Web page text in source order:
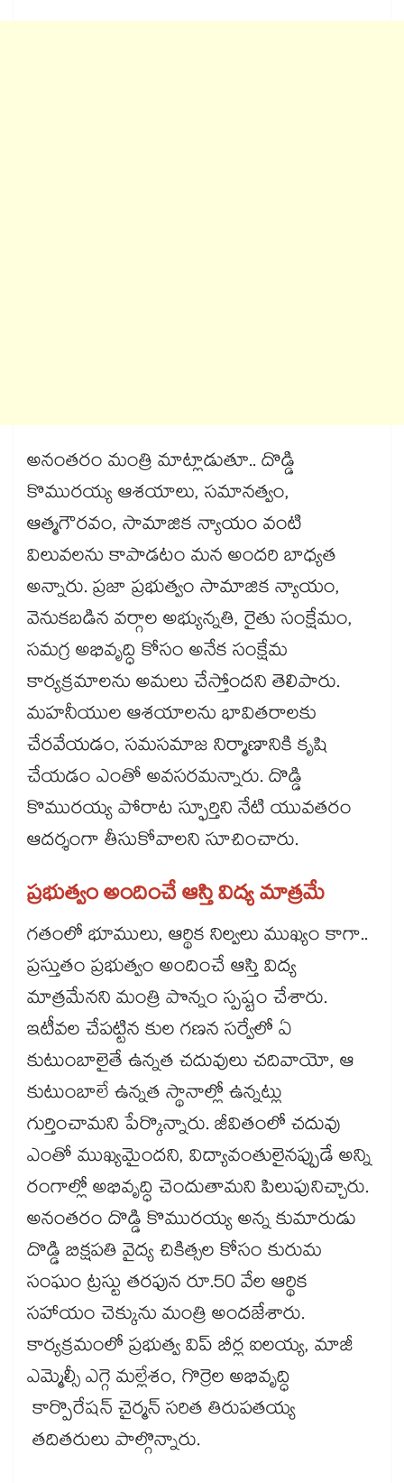
అనంతరం మంత్రి మాట్లాడుతూ.. దొడ్డి
కొమురయ్య ఆశయాలు, సమానత్వం,
ఆత్మగౌరవం, సామాజిక న్యాయం వంటి
విలువలను కాపాడటం మన అందరి బాధ్యత
అన్నారు. ప్రజా ప్రభుత్వం సామాజిక న్యాయం,
వెనుకబడిన వర్గాల అభ్యున్నతి, రైతు సంక్షేమం,
సమగ్ర అభివృద్ధి కోసం అనేక సంక్షేమ
కార్యక్రమాలను అమలు చేస్తోందని తెలిపారు.
మహనీయుల ఆశయాలను భావితరాలకు
చేరవేయడం, సమసమాజ నిర్మాణానికి కృషి
చేయడం ఎంతో అవసరమన్నారు. దొడ్డి
కొమురయ్య పోరాట స్ఫూర్తిని నేటి యువతరం
ఆదర్శంగా తీసుకోవాలని సూచించారు.
ప్రభుత్వం అందించే ఆస్తి విద్య మాత్రమే
గతంలో భూములు, ఆర్థిక నిల్వలు ముఖ్యం కాగా..
ప్రస్తుతం ప్రభుత్వం అందించే ఆస్తి విద్య
మాత్రమేనని మంత్రి పొన్నం స్పష్టం చేశారు.
ఇటీవల చేపట్టిన కుల గణన సర్వేలో ఏ
కుటుంబాలైతే ఉన్నత చదువులు చదివాయో, ఆ
కుటుంబాలే ఉన్నత స్థానాల్లో ఉన్నట్లు
గుర్తించామని పేర్కొన్నారు. జీవితంలో చదువు
ఎంతో ముఖ్యమైందని, విద్యావంతులైనప్పుడే అన్ని
రంగాల్లో అభివృద్ధి చెందుతామని పిలుపునిచ్చారు.
అనంతరం దొడ్డి కొమురయ్య అన్న కుమారుడు
దొడ్డి బిక్షపతి వైద్య చికిత్సల కోసం కురుమ
సంఘం ట్రస్టు తరఫున రూ.50 వేల ఆర్థిక
సహాయం చెక్కును మంత్రి అందజేశారు.
కార్యక్రమంలో ప్రభుత్వ విప్ బీర్ల ఐలయ్య, మాజీ
ఎమ్మెల్సీ ఎగ్గె మల్లేశం, గొర్రెల అభివృద్ధి
కార్పొరేషన్ చైర్మన్ సరిత తిరుపతయ్య
తదితరులు పాల్గొన్నారు.